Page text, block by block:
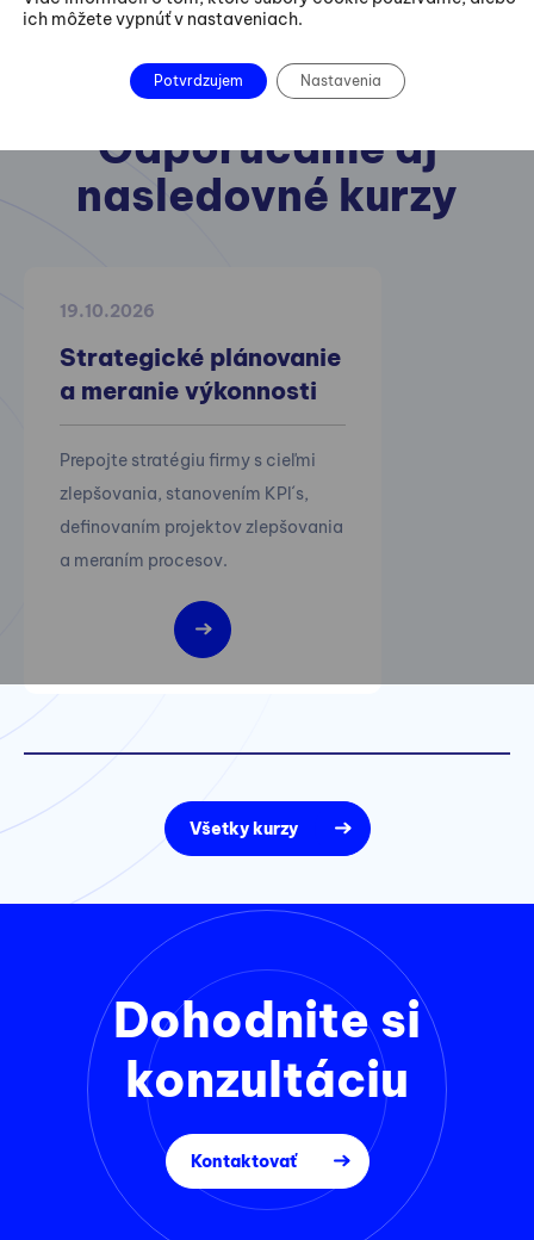
Odporúčame aj
nasledovné kurzy
19.10.2026
Strategické plánovanie
a meranie výkonnosti
Prepojte stratégiu firmy s cieľmi
zlepšovania, stanovením KPI´s,
definovaním projektov zlepšovania
a meraním procesov.
Všetky kurzy
Dohodnite si
konzultáciu
Kontaktovať
ich môžete vypnúť v nastaveniach.
Potvrdzujem Nastavenia